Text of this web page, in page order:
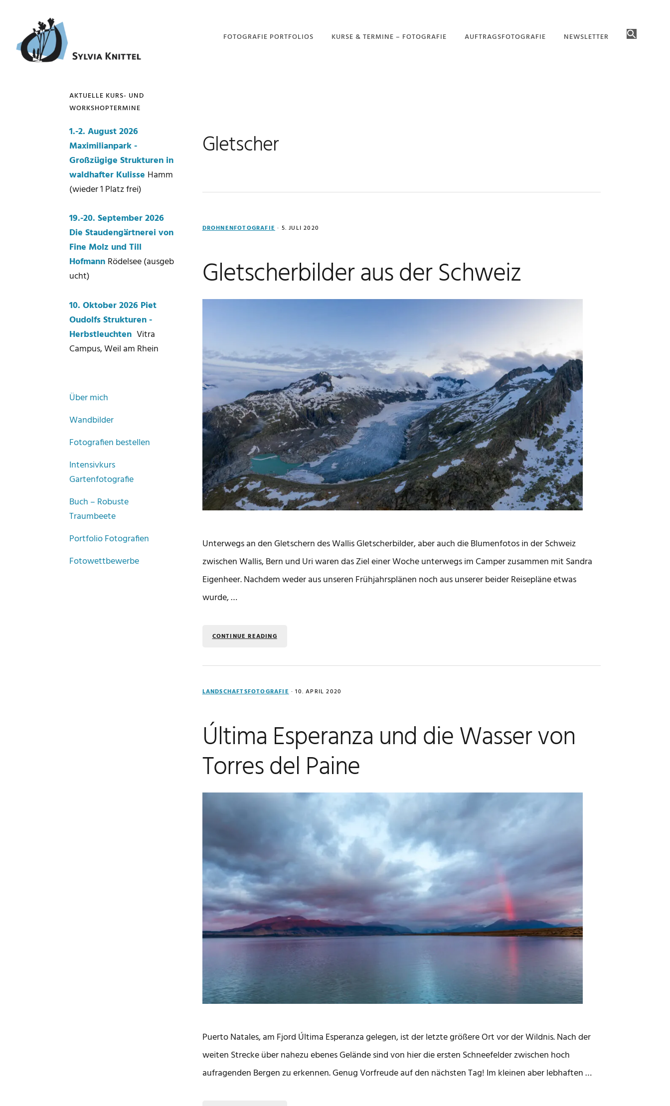
Hauptnavigation
springen
springen
Seitenspalte
springen
springen
FOTOGRAFIE PORTFOLIOS
NATURFOTOGRAFIE
PORTFOLIO –
KURSE & TERMINE – FOTOGRAFIE AUFTRAGSFOTOGRAFIE NEWSLETTER
Gletscher
DROHNENFOTOGRAFIE · 5. JULI 2020
Gletscherbilder aus der Schweiz
Unterwegs an den Gletschern des Wallis Gletscherbilder, aber auch die Blumenfotos in der Schweiz
zwischen Wallis, Bern und Uri waren das Ziel einer Woche unterwegs im Camper zusammen mit Sandra
Eigenheer. Nachdem weder aus unseren Frühjahrsplänen noch aus unserer beider Reisepläne etwas
wurde, …
CONTINUE READING
LANDSCHAFTSFOTOGRAFIE· 10. APRIL 2020
Última Esperanza und die Wasser von
Torres del Paine
Puerto Natales, am Fjord Última Esperanza gelegen, ist der letzte größere Ort vor der Wildnis. Nach der
weiten Strecke über nahezu ebenes Gelände sind von hier die ersten Schneefelder zwischen hoch
aufragenden Bergen zu erkennen. Genug Vorfreude auf den nächsten Tag! Im kleinen aber lebhaften …
Seitenspalte
AKTUELLE KURS- UND
WORKSHOPTERMINE
1.-2. August 2026
Maximilianpark -
Großzügige Strukturen in
waldhafter Kulisse Hamm
(wieder 1 Platz frei)
19.-20. September 2026
Die Staudengärtnerei von
Fine Molz und Till
Hofmann Rödelsee (ausgeb
ucht)
10. Oktober 2026 Piet
Oudolfs Strukturen -
Herbstleuchten Vitra
Campus, Weil am Rhein
Über mich
Wandbilder
Fotografien bestellen
Intensivkurs
Gartenfotografie
Buch – Robuste
Traumbeete
Portfolio Fotografien
Fotowettbewerbe